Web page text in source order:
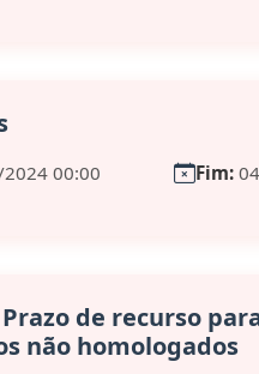
00:00 Fim:
de recurso
não homologados